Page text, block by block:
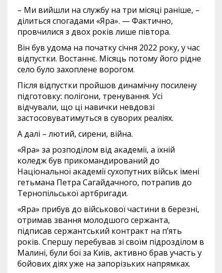
– Ми вийшли на службу на три місяці раніше, –
ділиться спогадами «Яра». — Фактично,
провчилися з двох років лише півтора.
Він був удома на початку січня 2022 року, у час
відпустки. Востаннє. Місяць потому його рідне
село було захоплене ворогом.
Після відпустки пройшов динамічну посилену
підготовку: полігони, тренування. Усі
відчували, що ці навички невдовзі
застосовуватимуться в суворих реаліях.
А далі – лютий, сирени, війна.
«Яра» за розподілом від академії, а їхній
коледж був прикомандирований до
Національної академії сухопутних військ імені
гетьмана Петра Сагайдачного, потрапив до
Тернопільської артбригади.
«Яра» прибув до військової частини в березні,
отримав звання молодшого сержанта,
підписав сержантський контракт на п’ять
років. Спершу перебував зі своїм підрозділом в
Малині, були бої за Київ, активно брав участь у
бойових діях уже на запорізьких напрямках.